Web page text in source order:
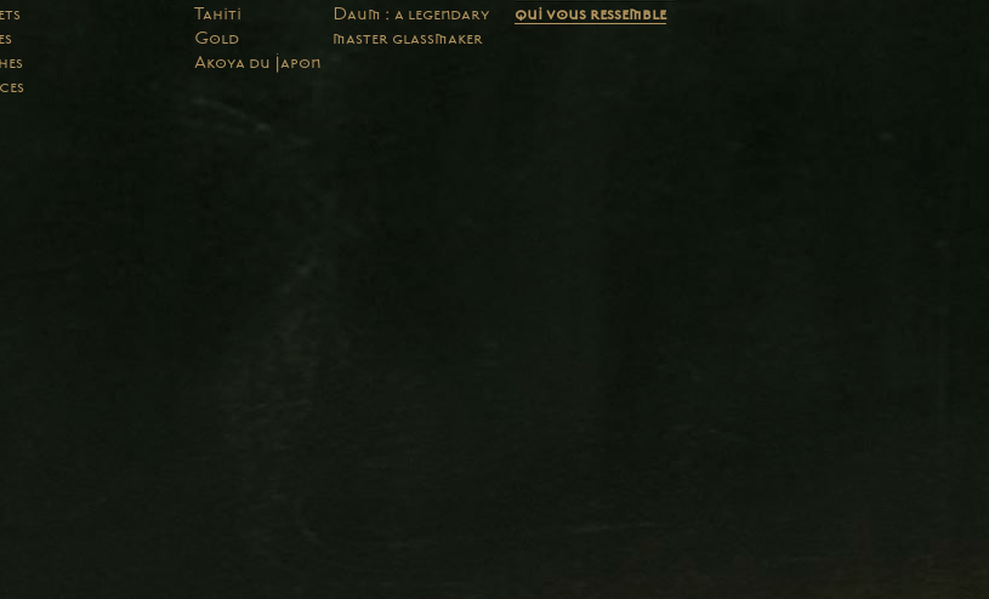
Tahiti
Gold
Akoya du Japon
Daum : a legendary
master glassmaker
qui vous ressemble